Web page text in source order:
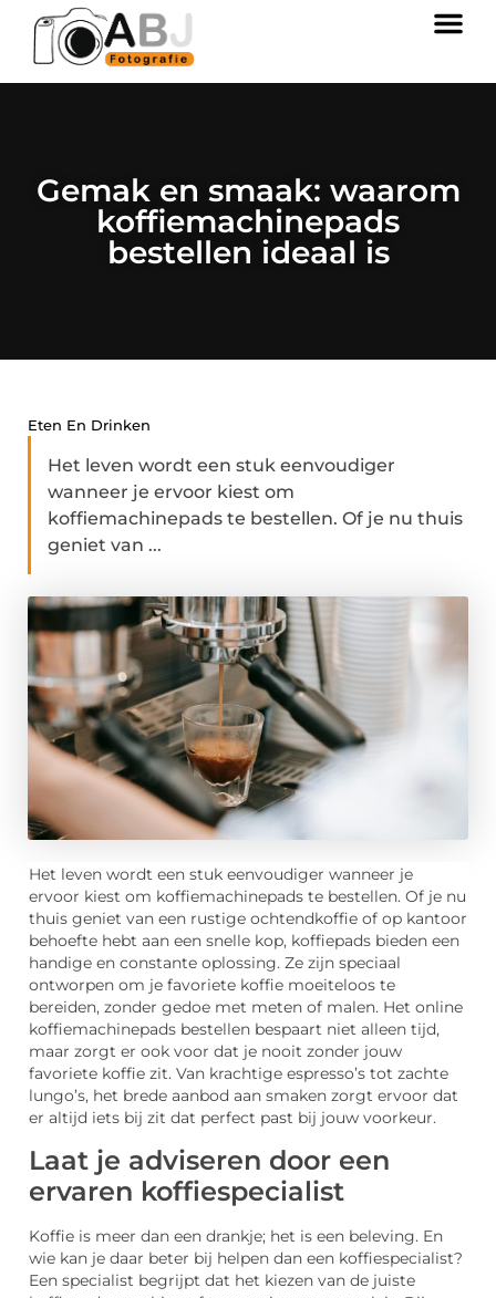
Gemak en smaak: waarom
koffiemachinepads
bestellen ideaal is
Eten En Drinken
Het leven wordt een stuk eenvoudiger
wanneer je ervoor kiest om
koffiemachinepads te bestellen. Of je nu thuis
geniet van ...
Het leven wordt een stuk eenvoudiger wanneer je
ervoor kiest om koffiemachinepads te bestellen. Of je nu
thuis geniet van een rustige ochtendkoffie of op kantoor
behoefte hebt aan een snelle kop, koffiepads bieden een
handige en constante oplossing. Ze zijn speciaal
ontworpen om je favoriete koffie moeiteloos te
bereiden, zonder gedoe met meten of malen. Het online
koffiemachinepads bestellen bespaart niet alleen tijd,
maar zorgt er ook voor dat je nooit zonder jouw
favoriete koffie zit. Van krachtige espresso’s tot zachte
lungo’s, het brede aanbod aan smaken zorgt ervoor dat
er altijd iets bij zit dat perfect past bij jouw voorkeur.
Laat je adviseren door een
ervaren koffiespecialist
Koffie is meer dan een drankje; het is een beleving. En
wie kan je daar beter bij helpen dan een koffiespecialist?
Een specialist begrijpt dat het kiezen van de juiste